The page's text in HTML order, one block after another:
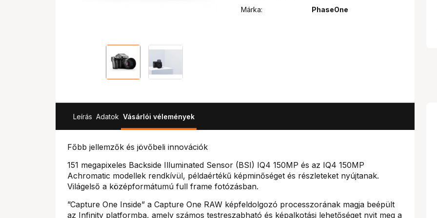
Márka:
PhaseOne
Leírás Adatok Vásárlói vélemények
Főbb jellemzők és jövőbeli innovációk
151 megapixeles Backside Illuminated Sensor (BSI) IQ4 150MP és az IQ4 150MP
Achromatic modellek rendkívül, példaértékű képminőséget és részleteket nyújtanak.
Világelső a középformátumú full frame fotózásban.
”Capture One Inside” a Capture One RAW képfeldolgozó processzorának magja beépült
az Infinity platformba, amely számos testreszabható és képalkotási lehetőséget nyit meg a